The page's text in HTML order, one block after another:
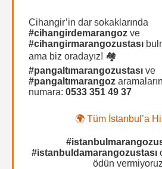
Cihangir’in dar sokaklarında
#cihangirdemarangoz ve
#cihangirmarangozustası
ama biz oradayız! 🏘️
#pangaltımarangozustası ve
#pangaltımarangoz
numara: 0533 351 49 37
🌍 Tüm İstanbul’a
#istanbuldamarangozustası
ödün